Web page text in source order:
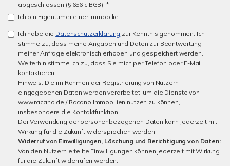
abgeschlossen (§ 656 c BGB). *
Ich bin Eigentümer einer Immobilie.
Ich habe die Datenschutzerklärung zur Kenntnis genommen. Ich
stimme zu, dass meine Angaben und Daten zur Beantwortung
meiner Anfrage elektronisch erhoben und gespeichert werden.
Weiterhin stimme ich zu, dass Sie mich per Telefon oder E-Mail
kontaktieren.
Hinweis: Die im Rahmen der Registrierung von Nutzern
eingegebenen Daten werden verarbeitet, um die Dienste von
www.racano.de / Racano Immobilien nutzen zu können,
insbesondere die Kontaktfunktion.
Der Verwendung der personenbezogenen Daten kann jederzeit mit
Wirkung für die Zukunft widersprochen werden.
Widerruf von Einwilligungen, Löschung und Berichtigung von Daten:
Von den Nutzern erteilte Einwilligungen können jederzeit mit Wirkung
für die Zukunft widerrufen werden.